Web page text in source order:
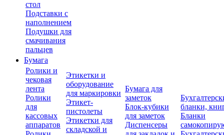
стол
Подставки с
наполнением
Подушки для
смачивания
пальцев
Бумага
Ролики и
чековая
лента
Ролики
для
кассовых
аппаратов
Этикетки и
оборудование
для маркировки
Этикет-
пистолеты
Этикетки для
складской и
Бумага для
заметок
Блок-кубики
для заметок
Диспенсеры
бланки,
Бланки